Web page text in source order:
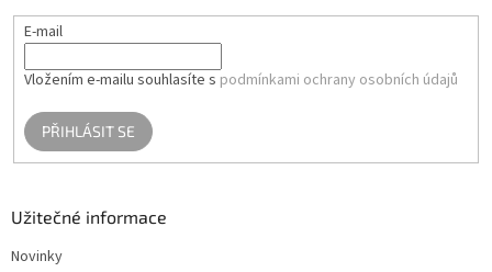
E-mail
Vložením e-mailu souhlasíte s podmínkami ochrany osobních údajů
PŘIHLÁSIT SE
Užitečné informace
Novinky